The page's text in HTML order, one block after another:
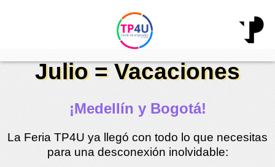
Julio = Vacaciones
¡Medellín y Bogotá!
La Feria TP4U ya llegó con todo lo que necesitas
para una desconexión inolvidable: